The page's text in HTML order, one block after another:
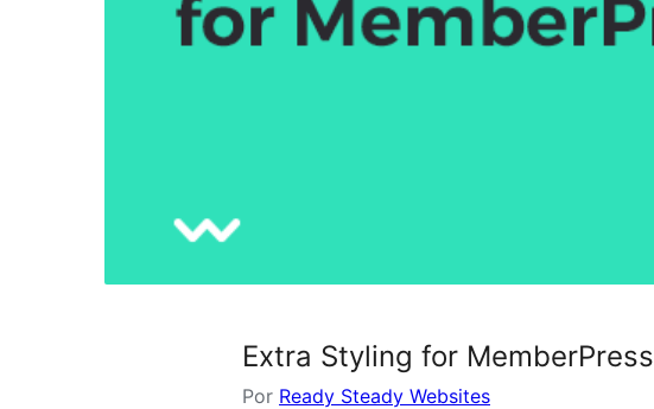
Extra Styling for MemberPress
Por Ready Steady Websites